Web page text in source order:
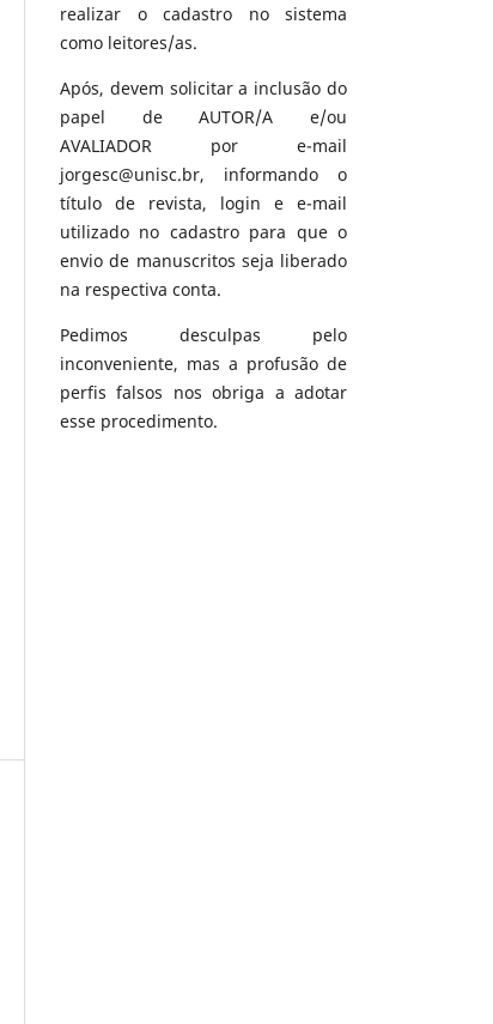
realizar o cadastro no sistema
como leitores/as.
Após, devem solicitar a inclusão do
papel de AUTOR/A e/ou
AVALIADOR por e-mail
jorgesc@unisc.br, informando o
título de revista, login e e-mail
utilizado no cadastro para que o
envio de manuscritos seja liberado
na respectiva conta.
Pedimos desculpas pelo
inconveniente, mas a profusão de
perfis falsos nos obriga a adotar
esse procedimento.